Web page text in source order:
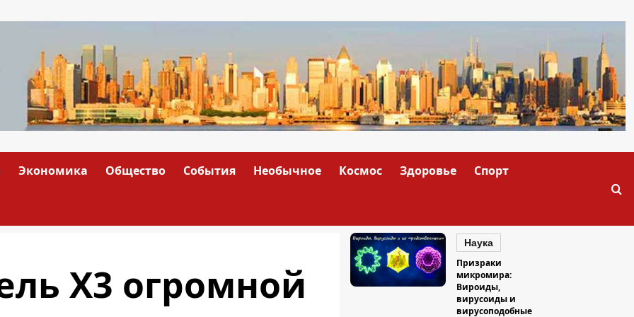
Экономика Общество События Необычное Космос Здоровье Спорт
X3 огромной
Наука
Призраки
микромира:
Вироиды,
вирусоиды и
вирусоподобные